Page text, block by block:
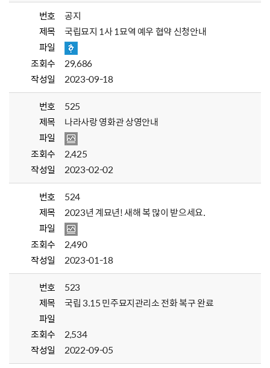
번호
공지
제목
국립묘지 1사 1묘역 예우 협약 신청안내
파일
조회수
29,686
작성일
2023-09-18
번호
525
제목
나라사랑 영화관 상영안내
파일
조회수
2,425
작성일
2023-02-02
번호
524
제목
2023년 계묘년! 새해 복 많이 받으세요.
파일
조회수
2,490
작성일
2023-01-18
번호
523
제목
국립 3.15 민주묘지관리소 전화 복구 완료
파일
조회수
2,534
작성일
2022-09-05